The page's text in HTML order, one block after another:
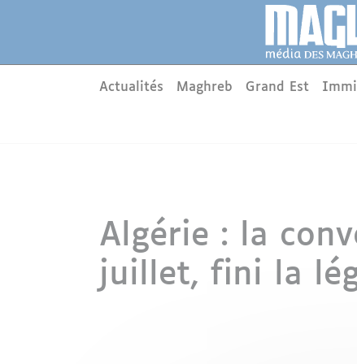
Main menu
Actualités Maghreb Grand Est
Algérie : la
juillet, fini la